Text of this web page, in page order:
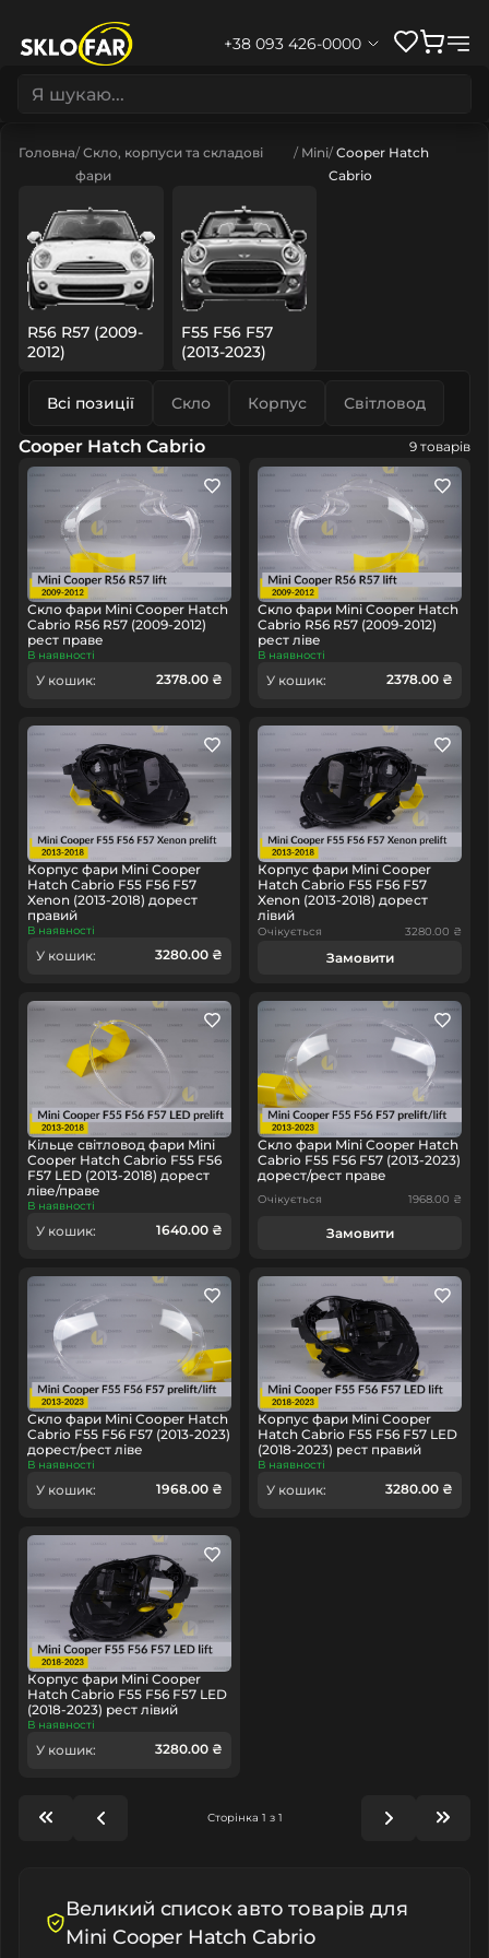
+38 093 426-0000
Головна Скло, корпуси та складові
фари
Mini Cooper Hatch
Cabrio
R56 R57 (2009-
2012)
F55 F56 F57
(2013-2023)
Всі позиції Скло Корпус Світловод
Cooper Hatch Cabrio 9 товарів
Скло фари Mini Cooper Hatch
Cabrio R56 R57 (2009-2012)
рест праве
В наявності
У кошик: 2378.00 ₴
Скло фари Mini Cooper Hatch
Cabrio R56 R57 (2009-2012)
рест ліве
В наявності
У кошик: 2378.00 ₴
Корпус фари Mini Cooper
Hatch Cabrio F55 F56 F57
Xenon (2013-2018) дорест
правий
В наявності
У кошик: 3280.00 ₴
Корпус фари Mini Cooper
Hatch Cabrio F55 F56 F57
Xenon (2013-2018) дорест
лівий
Очікується 3280.00 ₴
Замовити
Кільце світловод фари Mini
Cooper Hatch Cabrio F55 F56
F57 LED (2013-2018) дорест
ліве/праве
В наявності
У кошик: 1640.00 ₴
Скло фари Mini Cooper Hatch
Cabrio F55 F56 F57 (2013-2023)
дорест/рест праве
Очікується 1968.00 ₴
Замовити
Скло фари Mini Cooper Hatch
Cabrio F55 F56 F57 (2013-2023)
дорест/рест ліве
В наявності
У кошик: 1968.00 ₴
Корпус фари Mini Cooper
Hatch Cabrio F55 F56 F57 LED
(2018-2023) рест правий
В наявності
У кошик: 3280.00 ₴
Корпус фари Mini Cooper
Hatch Cabrio F55 F56 F57 LED
(2018-2023) рест лівий
В наявності
У кошик: 3280.00 ₴
Сторінка 1 з 1
Великий список авто товарів для
Mini Cooper Hatch Cabrio